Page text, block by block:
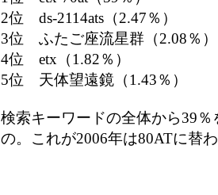
2位 ds-2114ats（2.47％）
3位 ふたご座流星群（2.08％）
4位 etx（1.82％）
5位 天体望遠鏡（1.43％）
検索キーワードの全体から39
の。これが2006年は80ATに替